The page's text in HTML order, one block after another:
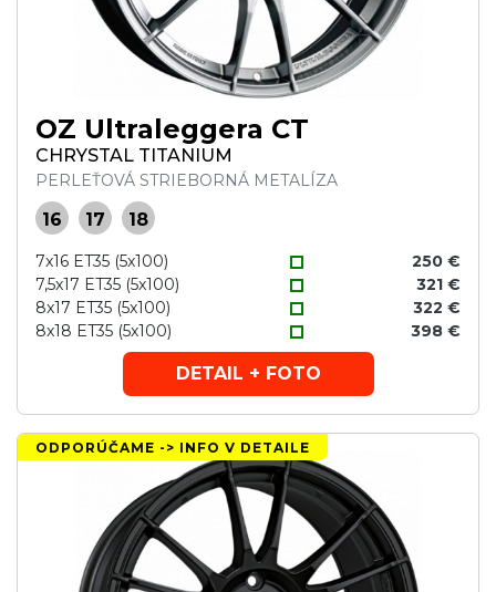
OZ Ultraleggera CT
CHRYSTAL TITANIUM
PERLEŤOVÁ STRIEBORNÁ METALÍZA
16 17 18
7x16 ET35 (5x100)
250 €
7,5x17 ET35 (5x100)
321 €
8x17 ET35 (5x100)
322 €
8x18 ET35 (5x100)
398 €
DETAIL + FOTO
ODPORÚČAME -> INFO V DETAILE